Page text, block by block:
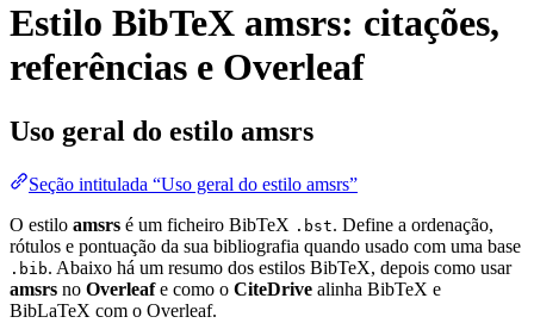
Estilo BibTeX amsrs: citações,
referências e Overleaf
Uso geral do estilo amsrs
Seção intitulada “Uso geral do estilo amsrs”
O estilo amsrs é um ficheiro BibTeX .bst. Define a ordenação,
rótulos e pontuação da sua bibliografia quando usado com uma base
.bib. Abaixo há um resumo dos estilos BibTeX, depois como usar
amsrs no Overleafe como o CiteDrive alinha BibTeX e
BibLaTeX com o Overleaf.